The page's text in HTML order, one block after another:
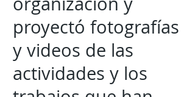
proyectó fotografías
y videos de las
actividades y los